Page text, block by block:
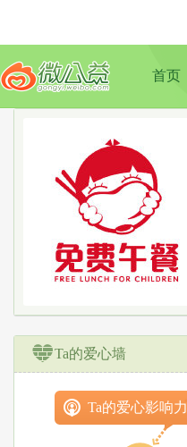
首页
Ta的爱心墙
Ta的爱心影响力